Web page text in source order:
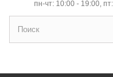
пн-чт: 10:00 - 19:00,